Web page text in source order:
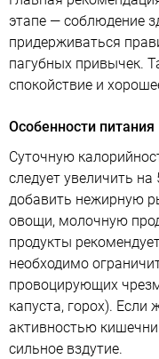
этапе — соблюдение
придерживаться
пагубных привычек.
спокойствие и
Особенности питания
Суточную
следует увеличить
добавить нежирную
овощи, молочную
продукты
необходимо
провоцирующих
капуста, горох).
активностью
сильное вздутие.